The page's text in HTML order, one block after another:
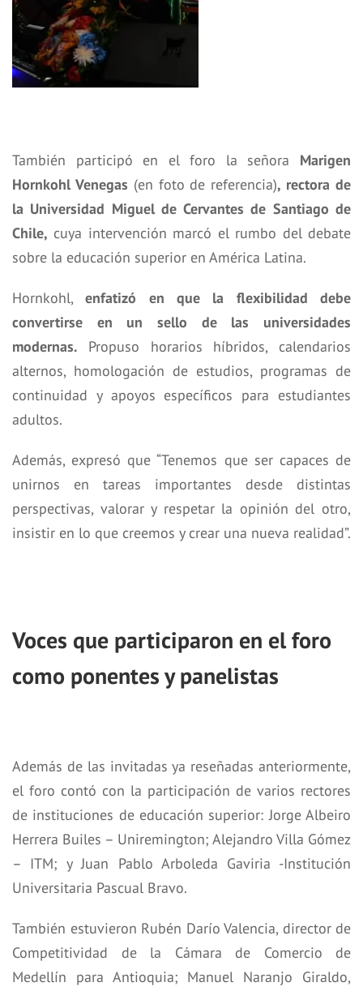
También participó en el foro la señora Marigen
Hornkohl Venegas (en foto de referencia), rectora de
la Universidad Miguel de Cervantes de Santiago de
Chile, cuya intervención marcó el rumbo del debate
sobre la educación superior en América Latina.
Hornkohl,enfatizó en que la flexibilidad debe
convertirse en un sello de las universidades
modernas. Propuso horarios híbridos, calendarios
alternos, homologación de estudios, programas de
continuidad y apoyos específicos para estudiantes
adultos.
Además, expresó que “Tenemos que ser capaces de
unirnos en tareas importantes desde distintas
perspectivas, valorar y respetar la opinión del otro,
insistir en lo que creemos y crear una nueva realidad”.
Voces que participaron en el foro
como ponentes y panelistas
Además de las invitadas ya reseñadas anteriormente,
el foro contó con la participación de varios rectores
de instituciones de educación superior: Jorge Albeiro
Herrera Builes – Uniremington; Alejandro Villa Gómez
– ITM; y Juan Pablo Arboleda Gaviria -Institución
Universitaria Pascual Bravo.
También estuvieron Rubén Darío Valencia, director de
Competitividad de la Cámara de Comercio de
Medellín para Antioquia; Manuel Naranjo Giraldo,